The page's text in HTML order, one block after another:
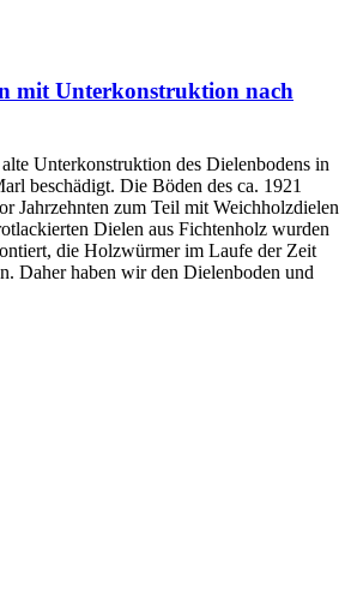
mit Unterkonstruktion nach
Unterkonstruktion des Dielenbodens in
beschädigt. Die Böden des ca. 1921
Jahrzehnten zum Teil mit Weichholzdielen
Dielen aus Fichtenholz wurden
die Holzwürmer im Laufe der Zeit
Daher haben wir den Dielenboden und